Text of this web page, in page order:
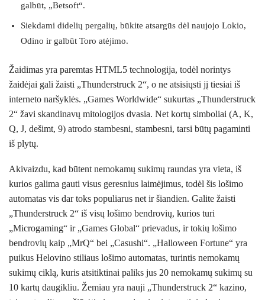
galbūt, „Betsoft“.
Siekdami didelių pergalių, būkite atsargūs dėl naujojo Lokio,
Odino ir galbūt Toro atėjimo.
Žaidimas yra paremtas HTML5 technologija, todėl norintys
žaidėjai gali žaisti „Thunderstruck 2“, o ne atsisiųsti jį tiesiai iš
interneto naršyklės. „Games Worldwide“ sukurtas „Thunderstruck
2“ žavi skandinavų mitologijos dvasia. Net kortų simboliai (A, K,
Q, J, dešimt, 9) atrodo stambesni, stambesni, tarsi būtų pagaminti
iš plytų.
Akivaizdu, kad būtent nemokamų sukimų raundas yra vieta, iš
kurios galima gauti visus geresnius laimėjimus, todėl šis lošimo
automatas vis dar toks populiarus net ir šiandien. Galite žaisti
„Thunderstruck 2“ iš visų lošimo bendrovių, kurios turi
„Microgaming“ ir „Games Global“ prievadus, ir tokių lošimo
bendrovių kaip „MrQ“ bei „Casushi“. „Halloween Fortune“ yra
puikus Helovino stiliaus lošimo automatas, turintis nemokamų
sukimų ciklą, kuris atsitiktinai paliks jus 20 nemokamų sukimų su
10 kartų daugikliu. Žemiau yra nauji „Thunderstruck 2“ kazino,